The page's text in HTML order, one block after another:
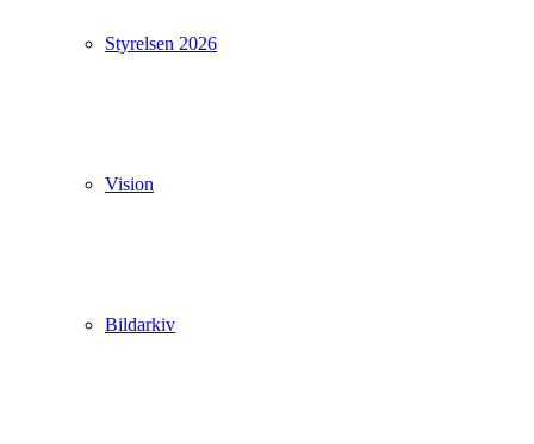
Styrelsen 2026
Vision
Bildarkiv